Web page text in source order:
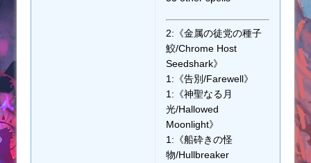
2:《金属の徒党の種子
鮫/Chrome Host
Seedshark》
1:《告別/Farewell》
1:《神聖なる月
光/Hallowed
Moonlight》
1:《船砕きの怪
物/Hullbreaker